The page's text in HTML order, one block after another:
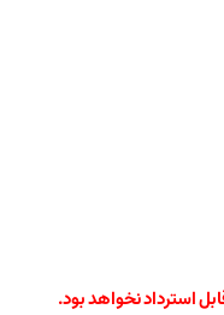
استرداد نخواهد بود.